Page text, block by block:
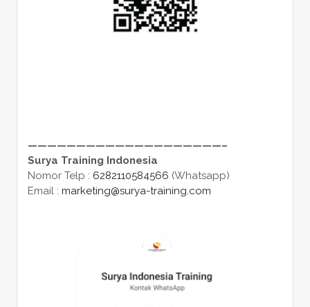
————————————————————–
Surya Training Indonesia
Nomor Telp : 6282110584566 (Whatsapp)
Email : marketing@surya-training.com